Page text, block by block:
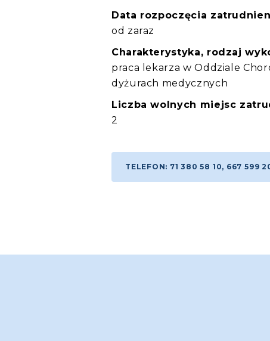
Data rozpoczęcia
od zaraz
Charakterystyka, rodzaj
praca lekarza w Oddziale
dyżurach medycznych
Liczba wolnych miejsc
2
TELEFON: 71 380 58 10, 667 599